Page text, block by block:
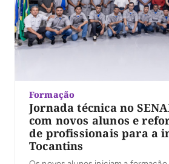
Formação
Jornada técnica no
com novos alunos e
de profissionais para a
Tocantins